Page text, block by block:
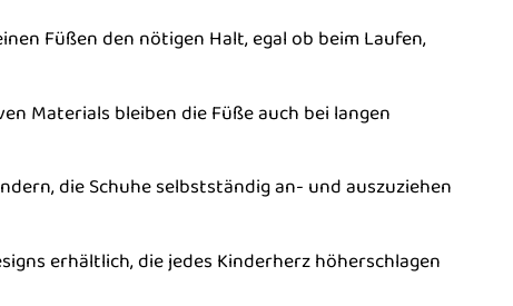
Füßen den nötigen Halt, egal ob beim Laufen,
Materials bleiben die Füße auch bei langen
die Schuhe selbstständig an- und auszuziehen
erhältlich, die jedes Kinderherz höherschlagen